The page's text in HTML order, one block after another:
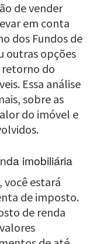
de vender
em conta
dos Fundos de
outras opções
do
Essa análise
sobre as
do imóvel e
imobiliária
você estará
de imposto.
de renda